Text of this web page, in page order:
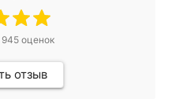
945оценок
отзыв